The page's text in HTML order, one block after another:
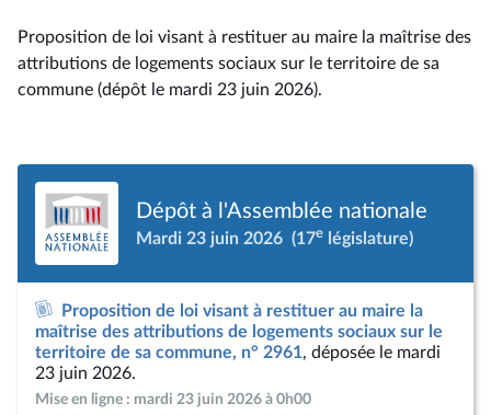
Proposition de loi visant à restituer au maire la maîtrise des
attributions de logements sociaux sur le territoire de sa
commune (dépôt le mardi 23 juin 2026).
Dépôt à l'Assemblée nationale
Mardi 23 juin 2026 (17e législature)
Proposition de loi visant à restituer au maire la
maîtrise des attributions de logements sociaux sur le
territoire de sa commune, n° 2961, déposée le mardi
23 juin 2026.
Mise en ligne : mardi 23 juin 2026 à 0h00